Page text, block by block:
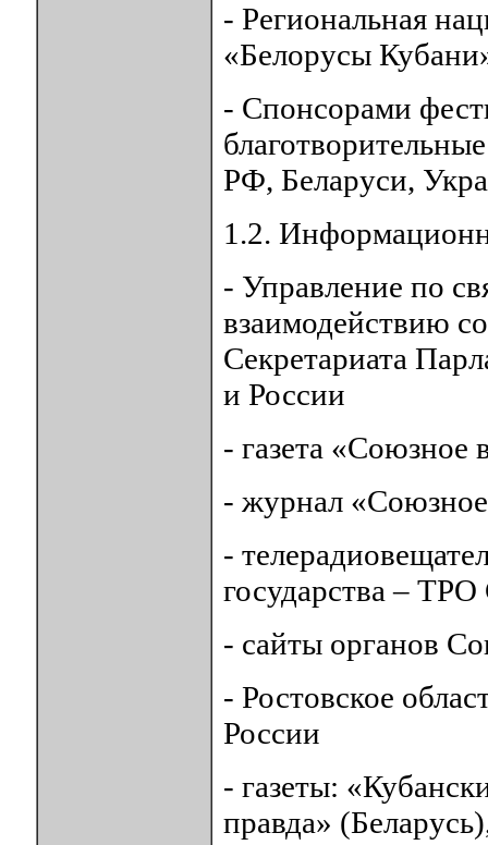
- Региональная
«Белорусы
- Спонсорами
РФ, Беларуси,
1.2.
- Управление по
взаимодействию
Секретариата
и России
- газета «Союзное
- журнал «Союзное
-
государства –
- сайты органов
- Ростовское
России
- газеты:
правда»